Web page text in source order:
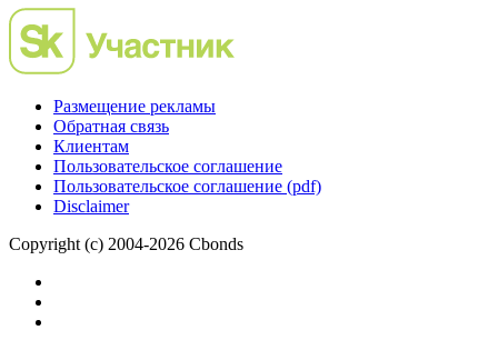
Размещение рекламы
Обратная связь
Клиентам
Пользовательское соглашение
Пользовательское соглашение (pdf)
Disclaimer
Copyright (c) 2004-2026 Cbonds